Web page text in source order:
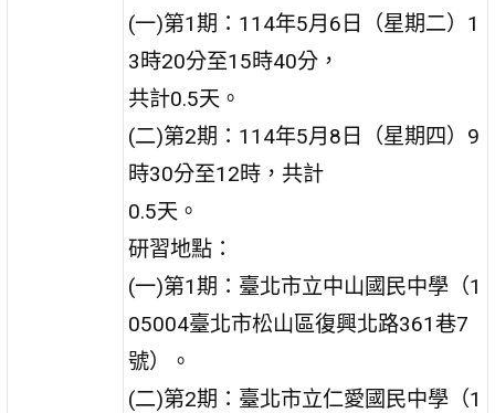
(一)第1期：114年5月6日（星期二）1
3時20分至15時40分，
共計0.5天。
(二)第2期：114年5月8日（星期四）9
時30分至12時，共計
0.5天。
研習地點：
(一)第1期：臺北市立中山國民中學（1
05004臺北市松山區復興北路361巷7
號）。
(二)第2期：臺北市立仁愛國民中學（1